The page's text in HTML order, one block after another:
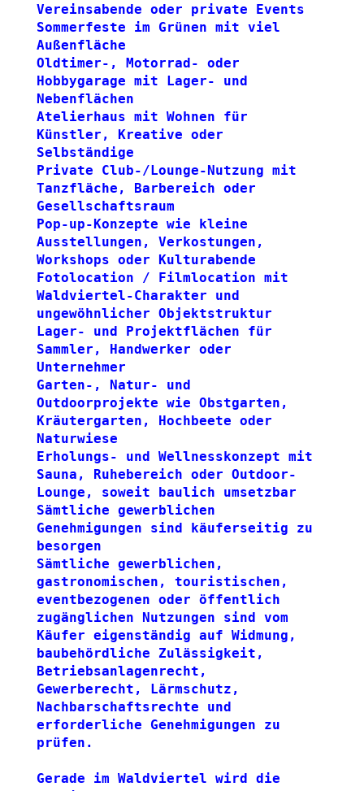
Vereinsabende oder private Events
Sommerfeste im Grünen mit viel
Außenfläche
Oldtimer-, Motorrad- oder
Hobbygarage mit Lager- und
Nebenflächen
Atelierhaus mit Wohnen für
Künstler, Kreative oder
Selbständige
Private Club-/Lounge-Nutzung mit
Tanzfläche, Barbereich oder
Gesellschaftsraum
Pop-up-Konzepte wie kleine
Ausstellungen, Verkostungen,
Workshops oder Kulturabende
Fotolocation / Filmlocation mit
Waldviertel-Charakter und
ungewöhnlicher Objektstruktur
Lager- und Projektflächen für
Sammler, Handwerker oder
Unternehmer
Garten-, Natur- und
Outdoorprojekte wie Obstgarten,
Kräutergarten, Hochbeete oder
Naturwiese
Erholungs- und Wellnesskonzept mit
Sauna, Ruhebereich oder Outdoor-
Lounge, soweit baulich umsetzbar
Sämtliche gewerblichen
Genehmigungen sind käuferseitig zu
besorgen
Sämtliche gewerblichen,
gastronomischen, touristischen,
eventbezogenen oder öffentlich
zugänglichen Nutzungen sind vom
Käufer eigenständig auf Widmung,
baubehördliche Zulässigkeit,
Betriebsanlagenrecht,
Gewerberecht, Lärmschutz,
Nachbarschaftsrechte und
erforderliche Genehmigungen zu
prüfen.
Gerade im Waldviertel wird die